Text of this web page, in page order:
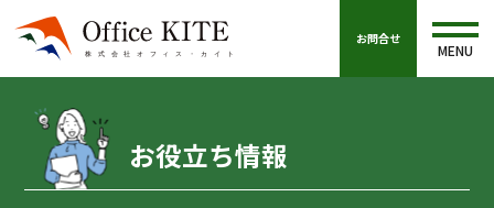
お問合せ
MENU
お役立ち情報